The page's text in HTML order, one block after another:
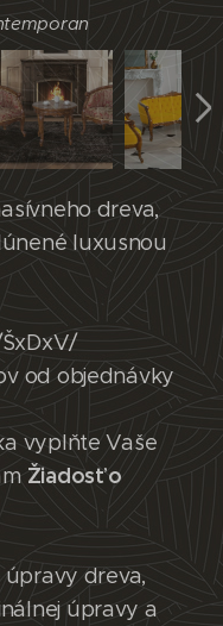
dreva,
luxusnou
od objednávky
vyplňte Vaše
Žiadosť o
úpravy dreva,
úpravy a